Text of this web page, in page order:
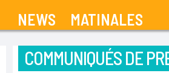
NEWS MATINALES
COMMUNIQUÉS DE